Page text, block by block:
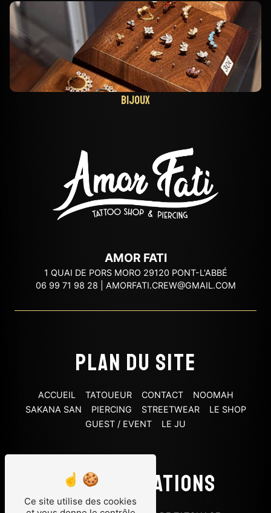
Bijoux
AMOR FATI
1 QUAI DE PORS MORO 29120 PONT-L'ABBÉ
06 99 71 98 28
AMORFATI.CREW@GMAIL.COM
Plan du site
ACCUEIL TATOUEUR CONTACT
NOOMAH
SAKANA SAN
PIERCING STREETWEAR
LE SHOP
GUEST / EVENT
LE JU
Nos prestations
Ce site utilise des cookies